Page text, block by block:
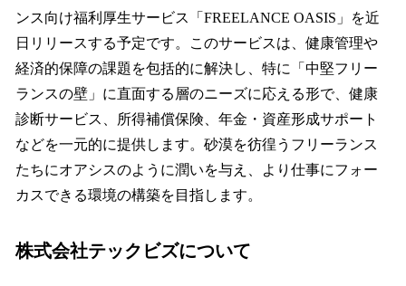
ンス向け福利厚生サービス「FREELANCE OASIS」を近
日リリースする予定です。このサービスは、健康管理や
経済的保障の課題を包括的に解決し、特に「中堅フリー
ランスの壁」に直面する層のニーズに応える形で、健康
診断サービス、所得補償保険、年金・資産形成サポート
などを一元的に提供します。砂漠を彷徨うフリーランス
たちにオアシスのように潤いを与え、より仕事にフォー
カスできる環境の構築を目指します。
株式会社テックビズについて